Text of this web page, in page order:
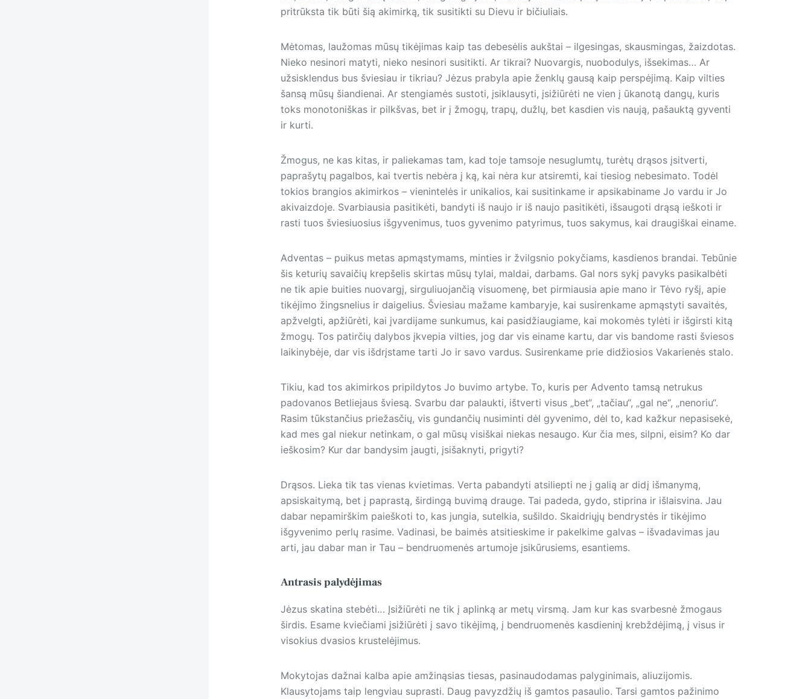
pritrūksta tik būti šią akimirką, tik susitikti su Dievu ir bičiuliais.
Mėtomas, laužomas mūsų tikėjimas kaip tas debesėlis aukštai – ilgesingas, skausmingas, žaizdotas.
Nieko nesinori matyti, nieko nesinori susitikti. Ar tikrai? Nuovargis, nuobodulys, išsekimas… Ar
užsisklendus bus šviesiau ir tikriau? Jėzus prabyla apie ženklų gausą kaip perspėjimą. Kaip vilties
šansą mūsų šiandienai. Ar stengiamės sustoti, įsiklausyti, įsižiūrėti ne vien į ūkanotą dangų, kuris
toks monotoniškas ir pilkšvas, bet ir į žmogų, trapų, dužlų, bet kasdien vis naują, pašauktą gyventi
ir kurti.
Žmogus, ne kas kitas, ir paliekamas tam, kad toje tamsoje nesuglumtų, turėtų drąsos įsitverti,
paprašytų pagalbos, kai tvertis nebėra į ką, kai nėra kur atsiremti, kai tiesiog nebesimato. Todėl
tokios brangios akimirkos – vienintelės ir unikalios, kai susitinkame ir apsikabiname Jo vardu ir Jo
akivaizdoje. Svarbiausia pasitikėti, bandyti iš naujo ir iš naujo pasitikėti, išsaugoti drąsą ieškoti ir
rasti tuos šviesiuosius išgyvenimus, tuos gyvenimo patyrimus, tuos sakymus, kai draugiškai einame.
Adventas – puikus metas apmąstymams, minties ir žvilgsnio pokyčiams, kasdienos brandai. Tebūnie
šis keturių savaičių krepšelis skirtas mūsų tylai, maldai, darbams. Gal nors sykį pavyks pasikalbėti
ne tik apie buities nuovargį, sirguliuojančią visuomenę, bet pirmiausia apie mano ir Tėvo ryšį, apie
tikėjimo žingsnelius ir daigelius. Šviesiau mažame kambaryje, kai susirenkame apmąstyti savaitės,
apžvelgti, apžiūrėti, kai įvardijame sunkumus, kai pasidžiaugiame, kai mokomės tylėti ir išgirsti kitą
žmogų. Tos patirčių dalybos įkvepia vilties, jog dar vis einame kartu, dar vis bandome rasti šviesos
laikinybėje, dar vis išdrįstame tarti Jo ir savo vardus. Susirenkame prie didžiosios Vakarienės stalo.
Tikiu, kad tos akimirkos pripildytos Jo buvimo artybe. To, kuris per Advento tamsą netrukus
padovanos Betliejaus šviesą. Svarbu dar palaukti, ištverti visus „bet“, „tačiau“, „gal ne“, „nenoriu“.
Rasim tūkstančius priežasčių, vis gundančių nusiminti dėl gyvenimo, dėl to, kad kažkur nepasisekė,
kad mes gal niekur netinkam, o gal mūsų visiškai niekas nesaugo. Kur čia mes, silpni, eisim? Ko dar
ieškosim? Kur dar bandysim įaugti, įsišaknyti, prigyti?
Drąsos. Lieka tik tas vienas kvietimas. Verta pabandyti atsiliepti ne į galią ar didį išmanymą,
apsiskaitymą, bet į paprastą, širdingą buvimą drauge. Tai padeda, gydo, stiprina ir išlaisvina. Jau
dabar nepamirškim paieškoti to, kas jungia, sutelkia, sušildo. Skaidriųjų bendrystės ir tikėjimo
išgyvenimo perlų rasime. Vadinasi, be baimės atsitieskime ir pakelkime galvas – išvadavimas jau
arti, jau dabar man ir Tau – bendruomenės artumoje įsikūrusiems, esantiems.
Antrasis palydėjimas
Jėzus skatina stebėti… Įsižiūrėti ne tik į aplinką ar metų virsmą. Jam kur kas svarbesnė žmogaus
širdis. Esame kviečiami įsižiūrėti į savo tikėjimą, į bendruomenės kasdieninį krebždėjimą, į visus ir
visokius dvasios krustelėjimus.
Mokytojas dažnai kalba apie amžinąsias tiesas, pasinaudodamas palyginimais, aliuzijomis.
Klausytojams taip lengviau suprasti. Daug pavyzdžių iš gamtos pasaulio. Tarsi gamtos pažinimo